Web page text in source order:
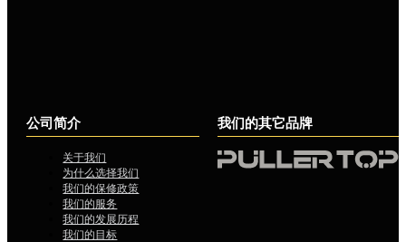
公司简介
关于我们
为什么选择我们
我们的保修政策
我们的服务
我们的发展历程
我们的目标
我们的其它品牌